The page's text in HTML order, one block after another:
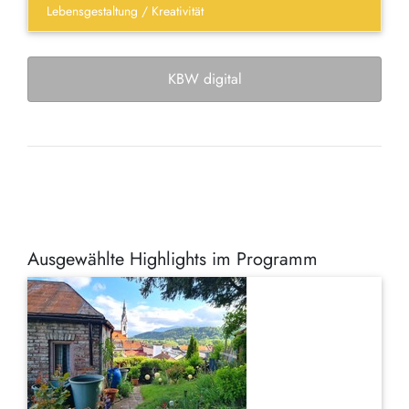
Lebensgestaltung / Kreativität
KBW digital
Ausgewählte Highlights im Programm